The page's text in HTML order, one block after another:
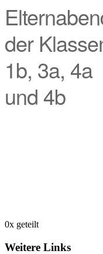
der
1b, 3a, 4a
und 4b
0x geteilt
Weitere Links